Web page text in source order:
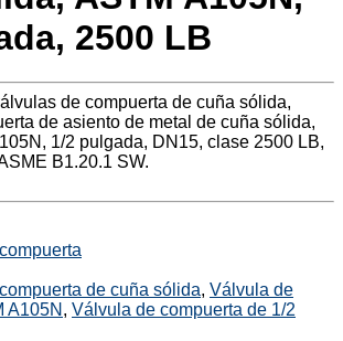
2500 LB
de compuerta de cuña sólida,
de asiento de metal de cuña sólida,
1/2 pulgada, DN15, clase 2500 LB,
B1.20.1 SW.
de cuña sólida, Válvula de
A105N , Válvula de compuerta de 1/2